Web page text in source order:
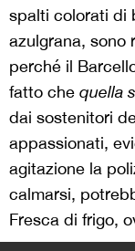
spalti colorati di
azulgrana, sono
perché il
fatto che quella
dai sostenitori
appassionati,
agitazione la
calmarsi,
Fresca di frigo,